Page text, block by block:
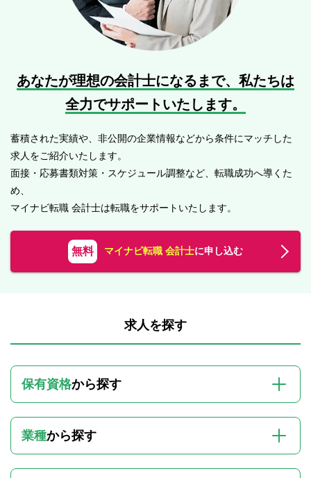
あなたが理想の会計士になるまで、 私たちは
全力でサポートいたします。
蓄積された実績や、非公開の企業情報などから条件にマッチした
求人をご紹介いたします。
面接・応募書類対策・スケジュール調整など、転職成功へ導くた
め、
マイナビ転職 会計士は転職をサポートいたします。
無料 マイナビ転職 会計士に申し込む
求人を探す
保有資格から探す
業種から探す